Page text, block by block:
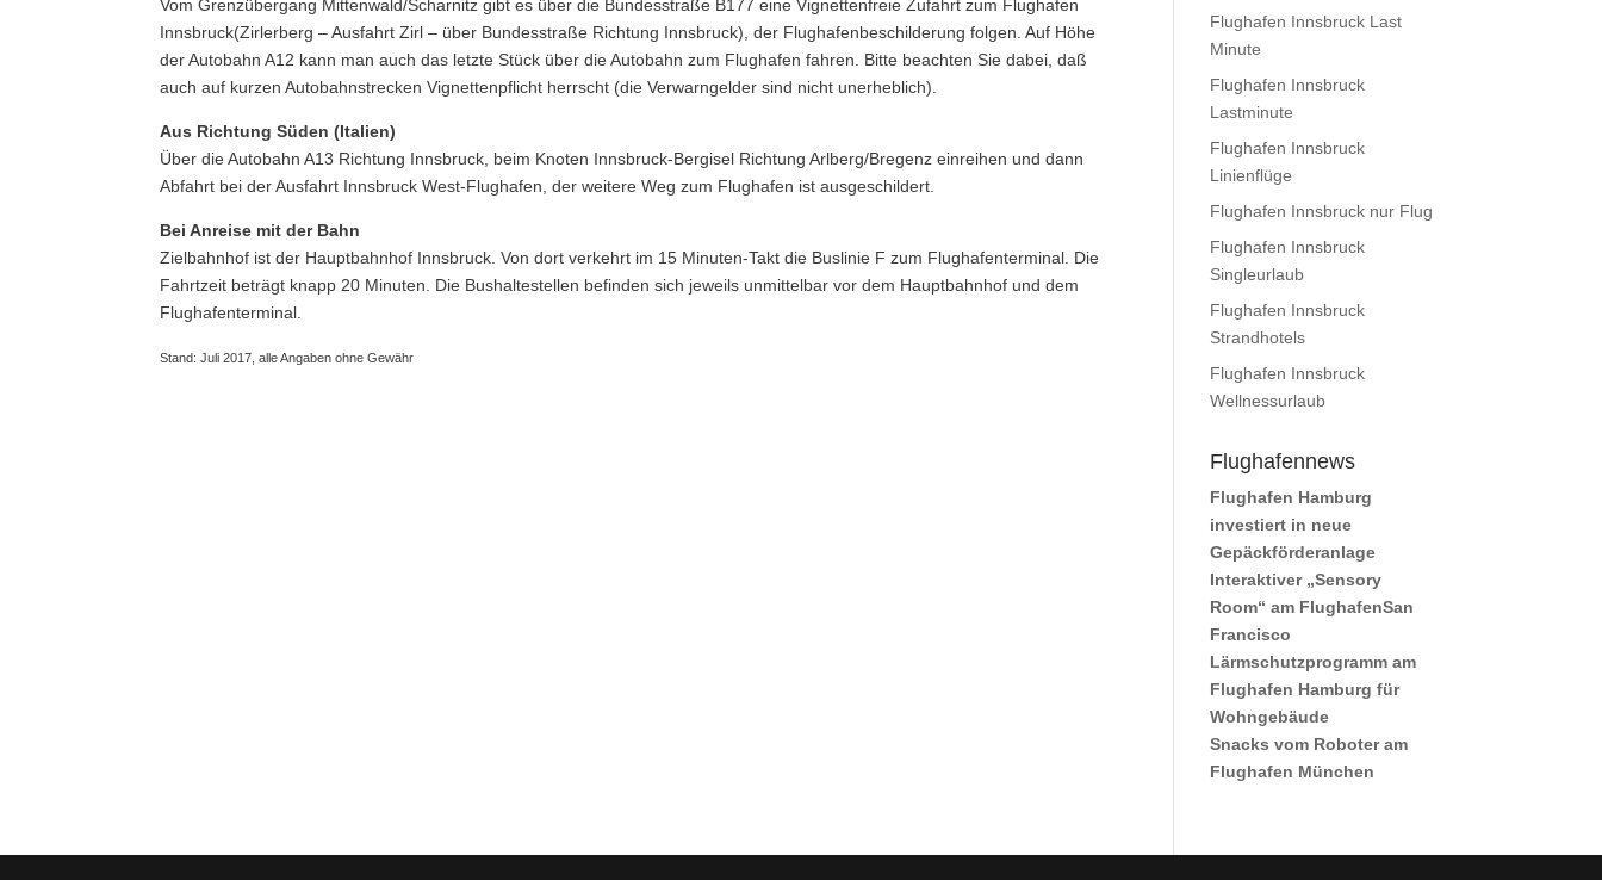
Vom Grenzübergang Mittenwald/Scharnitz gibt es über die Bundesstraße B177 eine Vignettenfreie Zufahrt zum Flughafen
Innsbruck(Zirlerberg – Ausfahrt Zirl – über Bundesstraße Richtung Innsbruck), der Flughafenbeschilderung folgen. Auf Höhe
der Autobahn A12 kann man auch das letzte Stück über die Autobahn zum Flughafen fahren. Bitte beachten Sie dabei, daß
auch auf kurzen Autobahnstrecken Vignettenpflicht herrscht (die Verwarngelder sind nicht unerheblich).
Aus Richtung Süden (Italien)
Über die Autobahn A13 Richtung Innsbruck, beim Knoten Innsbruck-Bergisel Richtung Arlberg/Bregenz einreihen und dann
Abfahrt bei der Ausfahrt Innsbruck West-Flughafen, der weitere Weg zum Flughafen ist ausgeschildert.
Bei Anreise mit der Bahn
Zielbahnhof ist der Hauptbahnhof Innsbruck. Von dort verkehrt im 15 Minuten-Takt die Buslinie F zum Flughafenterminal. Die
Fahrtzeit beträgt knapp 20 Minuten. Die Bushaltestellen befinden sich jeweils unmittelbar vor dem Hauptbahnhof und dem
Flughafenterminal.
Stand: Juli 2017, alle Angaben ohne Gewähr
Flughafen Innsbruck Last
Minute
Flughafen Innsbruck
Lastminute
Flughafen Innsbruck
Linienflüge
Flughafen Innsbruck nur Flug
Flughafen Innsbruck
Singleurlaub
Flughafen Innsbruck
Strandhotels
Flughafen Innsbruck
Wellnessurlaub
Flughafennews
Flughafen Hamburg
investiert in neue
Gepäckförderanlage
Interaktiver „Sensory
Room“ am FlughafenSan
Francisco
Lärmschutzprogramm am
Flughafen Hamburg für
Wohngebäude
Snacks vom Roboter am
Flughafen München